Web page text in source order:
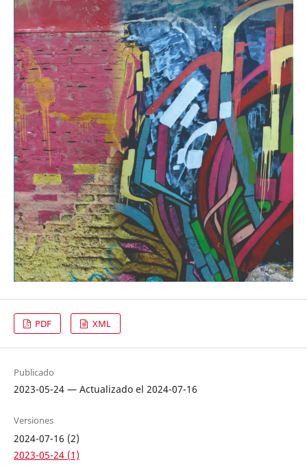
PDF XML
Publicado
2023-05-24 — Actualizado el 2024-07-16
Versiones
2024-07-16 (2)
2023-05-24 (1)